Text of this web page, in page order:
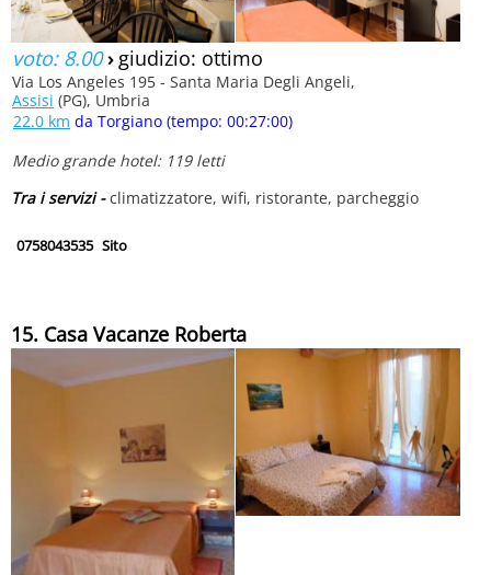
voto: 8.00› giudizio: ottimo
Via Los Angeles 195 - Santa Maria Degli Angeli,
Assisi (PG), Umbria
22.0 km da Torgiano (tempo: 00:27:00)
Medio grande hotel: 119 letti
Tra i servizi -climatizzatore, wifi, ristorante, parcheggio
0758043535 Sito
15. Casa Vacanze Roberta